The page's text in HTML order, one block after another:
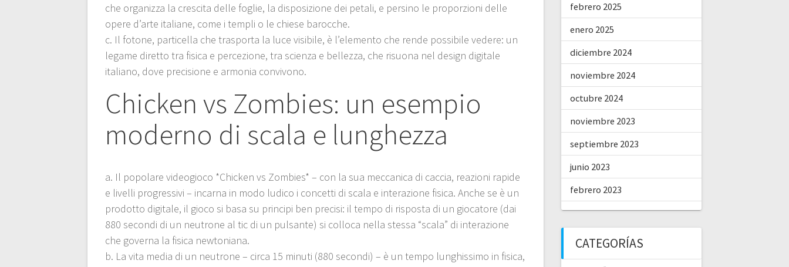
che organizza la crescita delle foglie, la disposizione dei petali, e persino le proporzioni delle
opere d’arte italiane, come i templi o le chiese barocche.
c. Il fotone, particella che trasporta la luce visibile, è l’elemento che rende possibile vedere: un
legame diretto tra fisica e percezione, tra scienza e bellezza, che risuona nel design digitale
italiano, dove precisione e armonia convivono.
Chicken vs Zombies: un esempio
moderno di scala e lunghezza
a. Il popolare videogioco *Chicken vs Zombies* – con la sua meccanica di caccia, reazioni rapide
e livelli progressivi – incarna in modo ludico i concetti di scala e interazione fisica. Anche se è un
prodotto digitale, il gioco si basa su principi ben precisi: il tempo di risposta di un giocatore (dai
880 secondi di un neutrone al tic di un pulsante) si colloca nella stessa “scala” di interazione
che governa la fisica newtoniana.
b. La vita media di un neutrone – circa 15 minuti (880 secondi) – è un tempo lunghissimo in fisica,
febrero 2025
enero 2025
diciembre 2024
noviembre 2024
octubre 2024
noviembre 2023
septiembre 2023
junio 2023
febrero 2023
CATEGORÍAS